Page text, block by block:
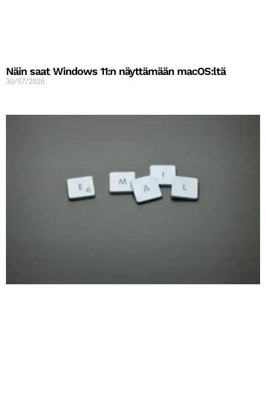
Näin saat Windows 11:n näyttämään macOS:ltä
30/07/2026